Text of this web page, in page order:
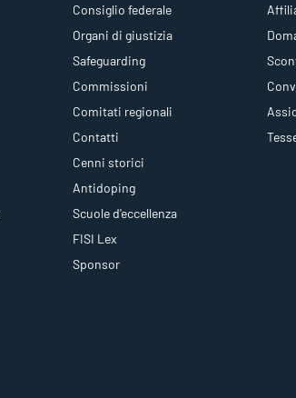
Consiglio federale
Organi di giustizia
Safeguarding
Commissioni
Comitati regionali
Contatti
Cenni storici
Antidoping
Scuole d'eccellenza
FISI Lex
Sponsor